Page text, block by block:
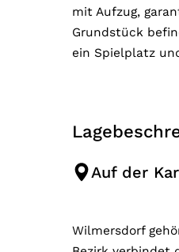
mit Aufzug,
Grundstück
ein Spielplatz
Auf der
Wilmersdorf